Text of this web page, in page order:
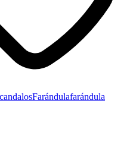
Farándulafarándula